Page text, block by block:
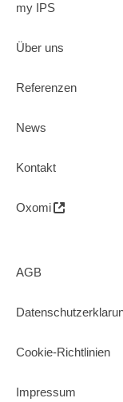
my IPS
Über uns
Referenzen
News
Kontakt
Oxomi
AGB
Cookie-Richtlinien
Impressum